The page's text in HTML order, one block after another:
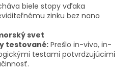
biele stopy vďaka
zinku bez nano
svet
testované: Prešlo in-vivo, in-
testami potvrdzujúcimi